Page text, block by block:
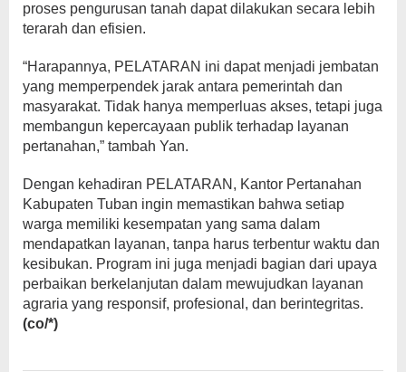
proses pengurusan tanah dapat dilakukan secara lebih
terarah dan efisien.
“Harapannya, PELATARAN ini dapat menjadi jembatan
yang memperpendek jarak antara pemerintah dan
masyarakat. Tidak hanya memperluas akses, tetapi juga
membangun kepercayaan publik terhadap layanan
pertanahan,” tambah Yan.
Dengan kehadiran PELATARAN, Kantor Pertanahan
Kabupaten Tuban ingin memastikan bahwa setiap
warga memiliki kesempatan yang sama dalam
mendapatkan layanan, tanpa harus terbentur waktu dan
kesibukan. Program ini juga menjadi bagian dari upaya
perbaikan berkelanjutan dalam mewujudkan layanan
agraria yang responsif, profesional, dan berintegritas.
(co/*)